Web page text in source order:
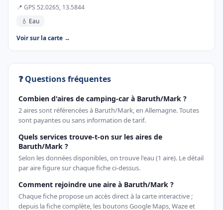
📍 GPS 52.0265, 13.5844
💧 Eau
Voir sur la carte →
❓ Questions fréquentes
Combien d'aires de camping-car à Baruth/Mark ?
2 aires sont référencées à Baruth/Mark, en Allemagne. Toutes
sont payantes ou sans information de tarif.
Quels services trouve-t-on sur les aires de
Baruth/Mark ?
Selon les données disponibles, on trouve l'eau (1 aire). Le détail
par aire figure sur chaque fiche ci-dessus.
Comment rejoindre une aire à Baruth/Mark ?
Chaque fiche propose un accès direct à la carte interactive ;
depuis la fiche complète, les boutons Google Maps, Waze et